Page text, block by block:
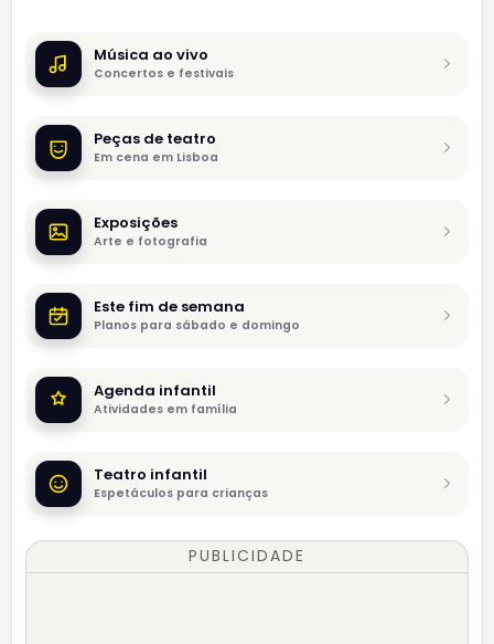
Música ao vivo
Concertos e festivais
Peças de teatro
Em cena em Lisboa
Exposições
Arte e fotografia
Este fim de semana
Planos para sábado e domingo
Agenda infantil
Atividades em família
Teatro infantil
Espetáculos para crianças
PUBLICIDADE